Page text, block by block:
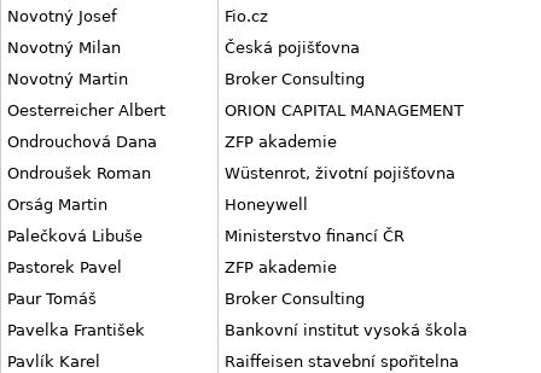
Novotný Josef
Fio.cz
Novotný Milan
Česká pojišťovna
Novotný Martin
Broker Consulting
Oesterreicher Albert
ORION CAPITAL MANAGEMENT
Ondrouchová Dana
ZFP akademie
Ondroušek Roman
Wüstenrot, životní pojišťovna
Orság Martin
Honeywell
Palečková Libuše
Ministerstvo financí ČR
Pastorek Pavel
ZFP akademie
Paur Tomáš
Broker Consulting
Pavelka František
Bankovní institut vysoká škola
Pavlík Karel
Raiffeisen stavební spořitelna